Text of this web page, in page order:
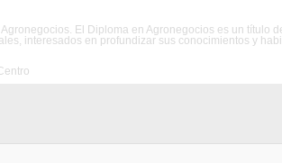
El Diploma en Agronegocios es un título
interesados en profundizar sus conocimientos y